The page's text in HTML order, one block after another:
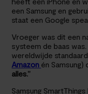
een Samsung en
staat een Google
Vroeger was dit een
systeem de baas was.
wereldwijde
Amazon én Samsung)
alles.”
Samsung